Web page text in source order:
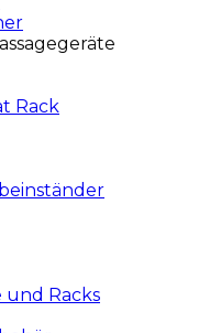
Rack
und Racks